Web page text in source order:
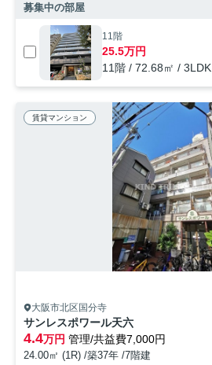
募集中の部屋
11階
25.5万円
11階 / 72.68㎡ / 3LDK
賃貸マンション
大阪市北区国分寺
サンレスポワール天六
4.4万円 管理/共益費7,000円
24.00㎡ (1R) /築37年 /7階建